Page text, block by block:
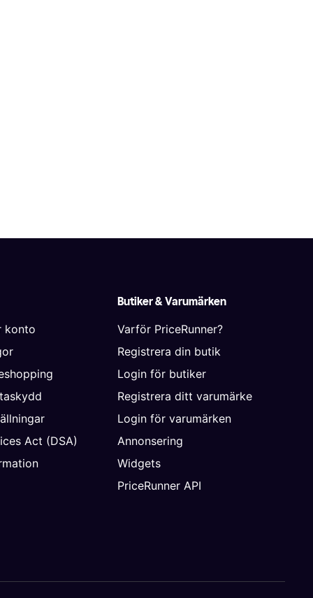
konto
Act (DSA)
Butiker & Varumärken
Varför PriceRunner?
Registrera din butik
Login för butiker
Registrera ditt varumärke
Login för varumärken
Annonsering
Widgets
PriceRunner API